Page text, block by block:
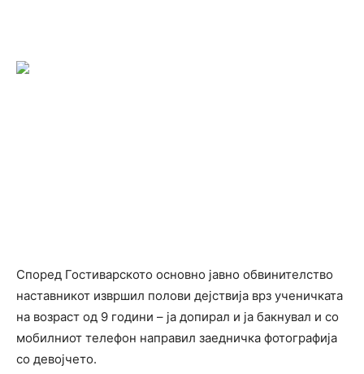
Според Гостиварското основно јавно обвинителство
наставникот извршил полови дејствија врз ученичката
на возраст од 9 години – ја допирал и ја бакнувал и со
мобилниот телефон направил заедничка фотографија
со девојчето.